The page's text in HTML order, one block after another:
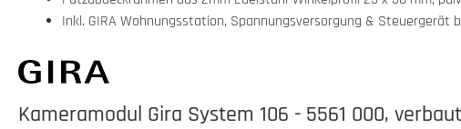
Inkl. GIRA Wohnungsstation, Spannungsversorgung &
Kameramodul Gira System 106 - 5561 000,